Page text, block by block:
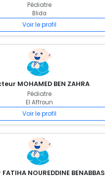
Pédiatre
Blida
Voir le profil
MOHAMED BEN ZAHRA
Pédiatre
El Affroun
Voir le profil
NOUREDDINE BENABBAS